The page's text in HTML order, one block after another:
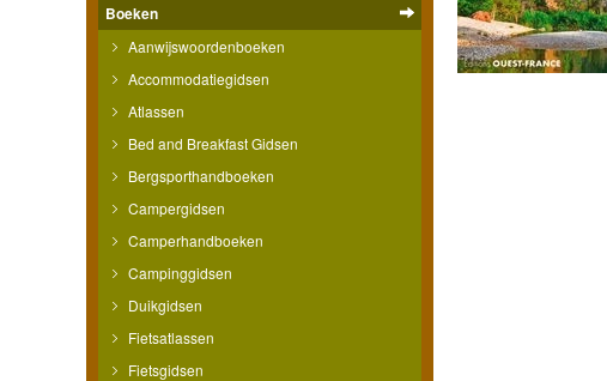
Boeken
Aanwijswoordenboeken
Accommodatiegidsen
Atlassen
Bed and Breakfast Gidsen
Bergsporthandboeken
Campergidsen
Camperhandboeken
Campinggidsen
Duikgidsen
Fietsatlassen
Fietsgidsen